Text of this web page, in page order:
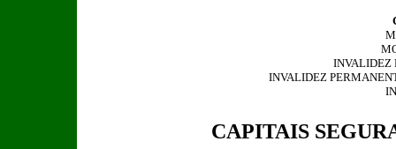
INVALIDEZ
INVALIDEZ
CAPITAIS